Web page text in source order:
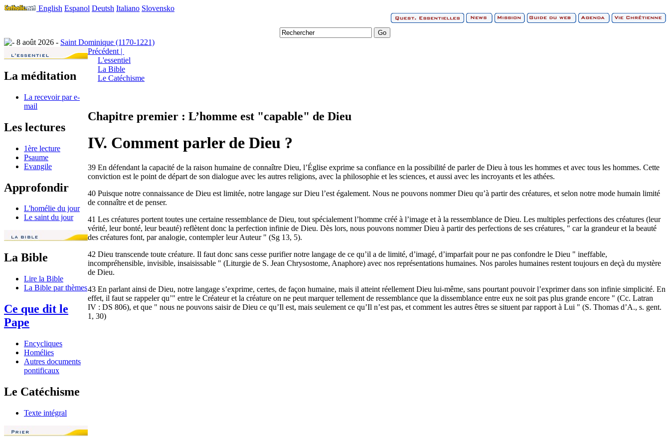
English Espanol Deutsh Italiano Slovensko
8 août 2026 - Saint Dominique (1170-1221)
La méditation
La recevoir par e-
mail
Les lectures
1ère lecture
Psaume
Evangile
Approfondir
L'homélie du jour
Le saint du jour
La Bible
Lire la Bible
La Bible par thèmes
Ce que dit le
Pape
Encycliques
Homélies
Autres documents
pontificaux
Le Catéchisme
Texte intégral
Précédent |
L'essentiel
La Bible
Le Catéchisme
Chapitre premier : L’homme est "capable" de Dieu
IV. Comment parler de Dieu ?
39 En défendant la capacité de la raison humaine de connaître Dieu, l’Église exprime sa confiance en la possibilité de parler de Dieu à tous les hommes et avec tous les hommes. Cette
conviction est le point de départ de son dialogue avec les autres religions, avec la philosophie et les sciences, et aussi avec les incroyants et les athées.
40 Puisque notre connaissance de Dieu est limitée, notre langage sur Dieu l’est également. Nous ne pouvons nommer Dieu qu’à partir des créatures, et selon notre mode humain limité
de connaître et de penser.
41 Les créatures portent toutes une certaine ressemblance de Dieu, tout spécialement l’homme créé à l’image et à la ressemblance de Dieu. Les multiples perfections des créatures (leur
vérité, leur bonté, leur beauté) reflètent donc la perfection infinie de Dieu. Dès lors, nous pouvons nommer Dieu à partir des perfections de ses créatures, " car la grandeur et la beauté
des créatures font, par analogie, contempler leur Auteur " (Sg 13, 5).
42 Dieu transcende toute créature. Il faut donc sans cesse purifier notre langage de ce qu’il a de limité, d’imagé, d’imparfait pour ne pas confondre le Dieu " ineffable,
incompréhensible, invisible, insaisissable " (Liturgie de S. Jean Chrysostome, Anaphore) avec nos représentations humaines. Nos paroles humaines restent toujours en deçà du mystère
de Dieu.
43 En parlant ainsi de Dieu, notre langage s’exprime, certes, de façon humaine, mais il atteint réellement Dieu lui-même, sans pourtant pouvoir l’exprimer dans son infinie simplicité. En
effet, il faut se rappeler qu’" entre le Créateur et la créature on ne peut marquer tellement de ressemblance que la dissemblance entre eux ne soit pas plus grande encore " (Cc. Latran
IV : DS 806), et que " nous ne pouvons saisir de Dieu ce qu’Il est, mais seulement ce qu’Il n’est pas, et comment les autres êtres se situent par rapport à Lui " (S. Thomas d’A., s. gent.
1, 30)